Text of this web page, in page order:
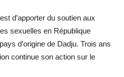
d’apporter du soutien aux
sexuelles en République
d’origine de Dadju. Trois ans
continue son action sur le